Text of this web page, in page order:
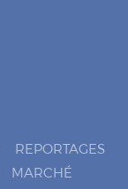
REPORTAGES
MARCHÉ